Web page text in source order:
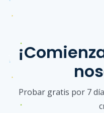
Probar gratis por 7